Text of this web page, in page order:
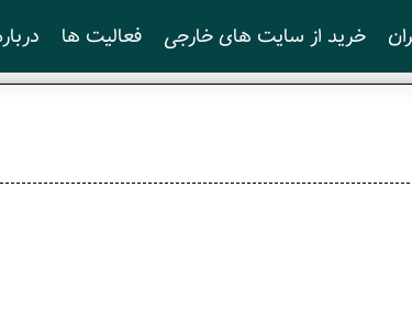
خرید از سایت های خارجی فعالیت ها